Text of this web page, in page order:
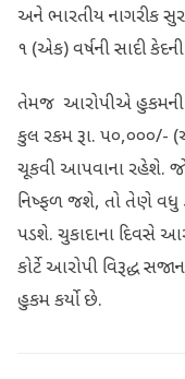
અને ભારતીય નાગરીક
૧ (એક) વર્ષની સાદી
તેમજ આરોપીએ હુકમની
કુલ રકમ રૂા. ૫૦,૦૦૦/-
ચૂકવી આપવાના રહેશે.
નિષ્ફળ જશે, તો તેણે વધુ
પડશે. ​ચુકાદાના દિવસે
કોર્ટે આરોપી વિરૂદ્ધ
હુકમ કર્યો છે.